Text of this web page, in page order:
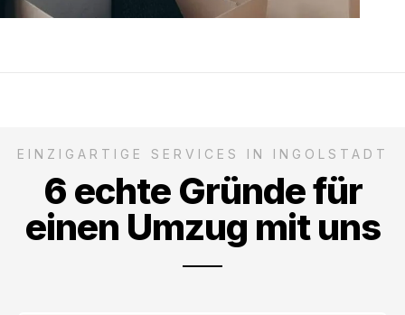
EINZIGARTIGE SERVICES IN INGOLSTADT
6 echte Gründe für
einen Umzug mit uns